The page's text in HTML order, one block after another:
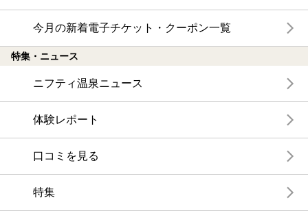
今月の新着電子チケット・クーポン一覧
特集・ニュース
ニフティ温泉ニュース
体験レポート
口コミを見る
特集